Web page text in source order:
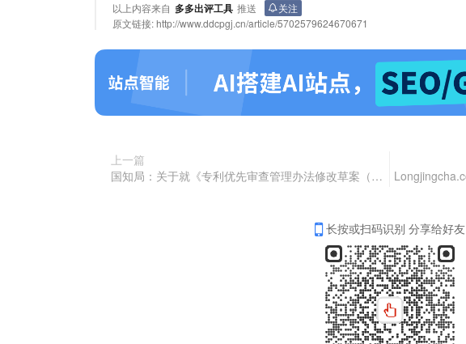
以上内容来自 多多出评工具 推送
关注
原文链接:http://www.ddcpgj.cn/article/5702579624670671
上一篇
国知局：关于就《专利优先审查管理办法修改草案（征求意见稿）》公开征求意见的通知
长按或扫码识别 分享给好友